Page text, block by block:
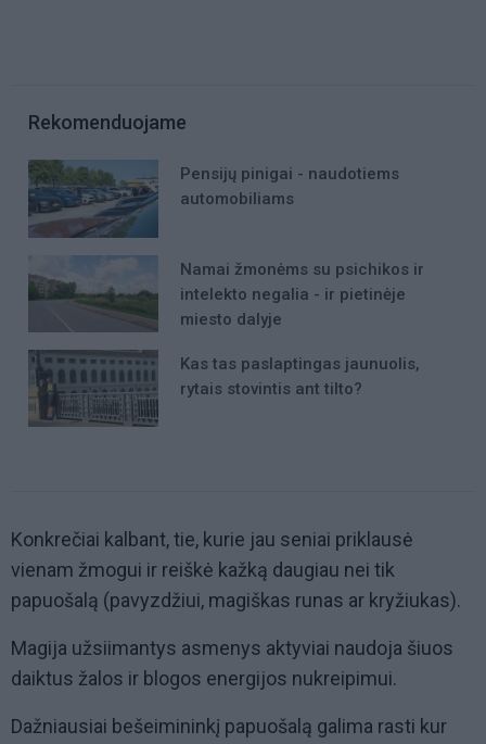
Rekomenduojame
Pensijų pinigai - naudotiems
automobiliams
Namai žmonėms su psichikos ir
intelekto negalia - ir pietinėje
miesto dalyje
Kas tas paslaptingas jaunuolis,
rytais stovintis ant tilto?
Konkrečiai kalbant, tie, kurie jau seniai priklausė
vienam žmogui ir reiškė kažką daugiau nei tik
papuošalą (pavyzdžiui, magiškas runas ar kryžiukas).
Magija užsiimantys asmenys aktyviai naudoja šiuos
daiktus žalos ir blogos energijos nukreipimui.
Dažniausiai bešeimininkį papuošalą galima rasti kur